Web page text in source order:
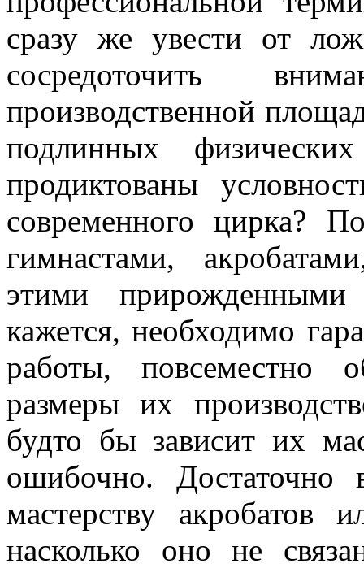
сразу же увести от
сосредоточить
производственной
подлинных
продиктованы
современного цирка?
гимнастами,
этими
кажется, необходимо
работы, повсеместно
размеры их
будто бы зависит их
ошибочно. Достаточно
мастерству акробатов
насколько оно не